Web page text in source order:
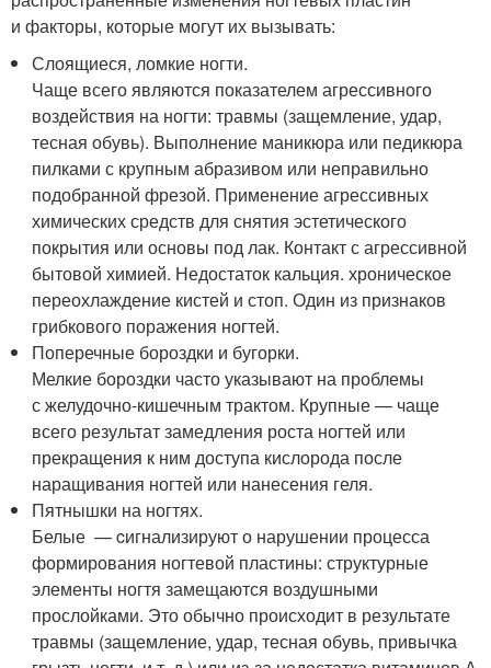
и факторы, которые могут их вызывать:
Слоящиеся, ломкие ногти.
Чаще всего являются показателем агрессивного
воздействия на ногти: травмы (защемление, удар,
тесная обувь). Выполнение маникюра или педикюра
пилками с крупным абразивом или неправильно
подобранной фрезой. Применение агрессивных
химических средств для снятия эстетического
покрытия или основы под лак. Контакт с агрессивной
бытовой химией. Недостаток кальция. хроническое
переохлаждение кистей и стоп. Один из признаков
грибкового поражения ногтей.
Поперечные бороздки и бугорки.
Мелкие бороздки часто указывают на проблемы
с желудочно-кишечным трактом. Крупные — чаще
всего результат замедления роста ногтей или
прекращения к ним доступа кислорода после
наращивания ногтей или нанесения геля.
Пятнышки на ногтях.
Белые — cигнализируют о нарушении процесса
формирования ногтевой пластины: структурные
элементы ногтя замещаются воздушными
прослойками. Это обычно происходит в результате
травмы (защемление, удар, тесная обувь, привычка